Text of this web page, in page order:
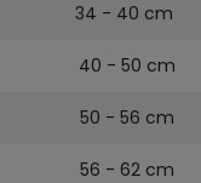
34 - 40 cm
40 - 50 cm
50 - 56 cm
56 - 62 cm